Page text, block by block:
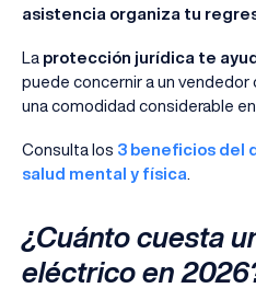
asistencia organiza tu
La protección jurídica te
puede concernir a un vendedor
una comodidad considerable en
Consulta los 3 beneficios del
salud mental y física.
¿Cuánto cuesta
eléctrico en